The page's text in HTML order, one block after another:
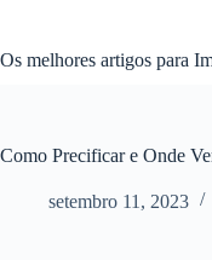
o
Os melhores artigos para
Como Precificar e Onde
setembro 11, 2023